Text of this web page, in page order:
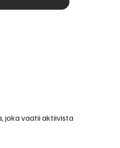
joka vaatii aktiivista